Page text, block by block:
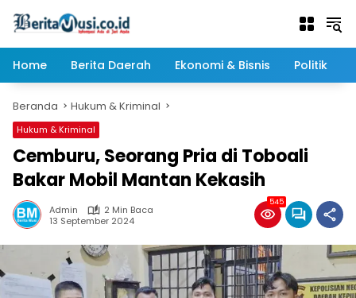
Home
Berita Daerah Ekonomi & Bisnis Politik
Beranda Hukum & Kriminal
Hukum & Kriminal
Cemburu, Seorang Pria di Toboali
Bakar Mobil Mantan Kekasih
Admin
2 Min Baca
13 September 2024
545